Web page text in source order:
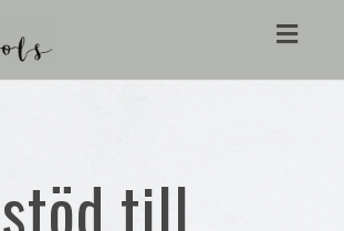
stöd till